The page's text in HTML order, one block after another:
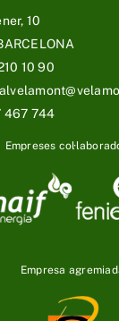
10
10 90
467 744
Empreses
Empresa